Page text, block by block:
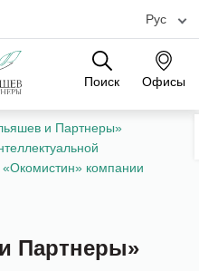
Рус
Поиск Офисы
Офисы
и Партнеры»
«Окомистин» компании
Партнеры»